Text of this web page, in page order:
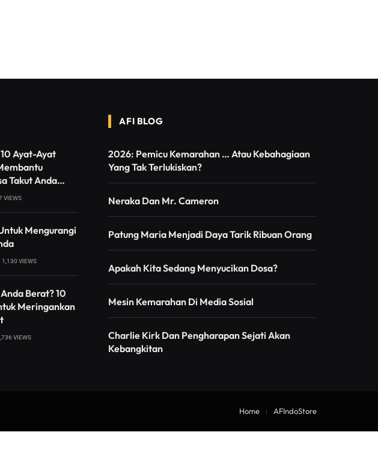
Ayat-Ayat
Takut Anda…
VIEWS
Mengurangi
1,130 VIEWS
Berat? 10
Meringankan
VIEWS
AFI BLOG
2026: Pemicu Kemarahan … Atau Kebahagiaan
Yang Tak Terlukiskan?
Neraka Dan Mr. Cameron
Patung Maria Menjadi Daya Tarik Ribuan Orang
Apakah Kita Sedang Menyucikan Dosa?
Mesin Kemarahan Di Media Sosial
Charlie Kirk Dan Pengharapan Sejati Akan
Kebangkitan
Home AFIndoStore